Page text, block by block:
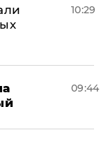
10:29
09:44